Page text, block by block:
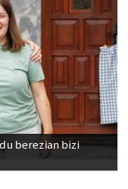
berezian bizi